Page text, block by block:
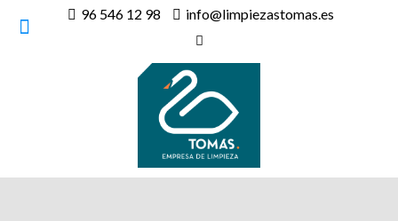
96 546 12 98 info@limpiezastomas.es